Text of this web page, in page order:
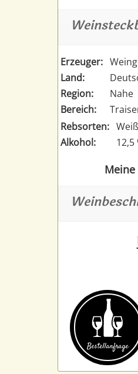
Erzeuger:
Land:
Region:
Nahe
Bereich:
Rebsorten:
Alkohol:
12,5
Meine
Bestell­anfrage